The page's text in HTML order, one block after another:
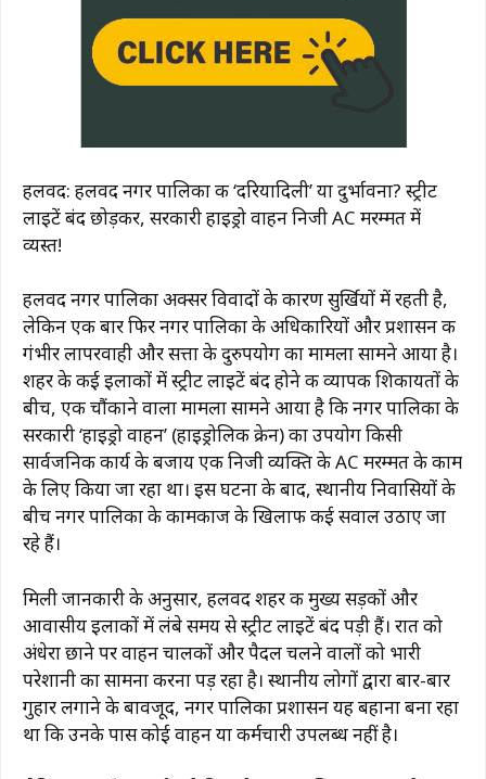
हलवद: हलवद नगर पालिका की ‘दरियादिली’ या दुर्भावना? स्ट्रीट
लाइटें बंद छोड़कर, सरकारी हाइड्रो वाहन निजी AC मरम्मत में
व्यस्त!
हलवद नगर पालिका अक्सर विवादों के कारण सुर्खियों में रहती है,
लेकिन एक बार फिर नगर पालिका के अधिकारियों और प्रशासन की
गंभीर लापरवाही और सत्ता के दुरुपयोग का मामला सामने आया है।
शहर के कई इलाकों में स्ट्रीट लाइटें बंद होने की व्यापक शिकायतों के
बीच, एक चौंकाने वाला मामला सामने आया है कि नगर पालिका के
सरकारी ‘हाइड्रो वाहन’ (हाइड्रोलिक क्रेन) का उपयोग किसी
सार्वजनिक कार्य के बजाय एक निजी व्यक्ति के AC मरम्मत के काम
के लिए किया जा रहा था। इस घटना के बाद, स्थानीय निवासियों के
बीच नगर पालिका के कामकाज के खिलाफ कई सवाल उठाए जा
रहे हैं।
मिली जानकारी के अनुसार, हलवद शहर की मुख्य सड़कों और
आवासीय इलाकों में लंबे समय से स्ट्रीट लाइटें बंद पड़ी हैं। रात को
अंधेरा छाने पर वाहन चालकों और पैदल चलने वालों को भारी
परेशानी का सामना करना पड़ रहा है। स्थानीय लोगों द्वारा बार-बार
गुहार लगाने के बावजूद, नगर पालिका प्रशासन यह बहाना बना रहा
था कि उनके पास कोई वाहन या कर्मचारी उपलब्ध नहीं है।